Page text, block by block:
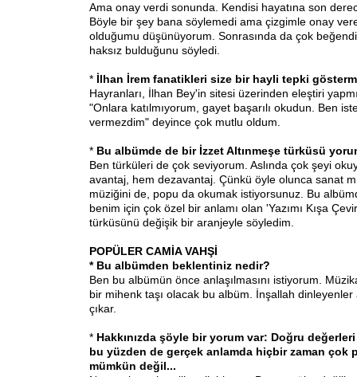
Ama onay verdi sonunda. Kendisi hayatına son
Böyle bir şey bana söylemedi ama çizgimle onay
olduğumu düşünüyorum. Sonrasında da çok
haksız bulduğunu söyledi.
* İlhan İrem fanatikleri size bir hayli tepki
Hayranları, İlhan Bey'in sitesi üzerinden eleştiri
"Onlara katılmıyorum, gayet başarılı okudun. Ben
vermezdim" deyince çok mutlu oldum.
* Bu albümde de bir İzzet Altınmeşe türküsü
Ben türküleri de çok seviyorum. Aslında çok şeyi
avantaj, hem dezavantaj. Çünkü öyle olunca sanat
müziğini de, popu da okumak istiyorsunuz. Bu
benim için çok özel bir anlamı olan 'Yazımı Kışa
türküsünü değişik bir aranjeyle söyledim.
POPÜLER CAMİA VAHŞİ
* Bu albümden beklentiniz nedir?
Ben bu albümün önce anlaşılmasını istiyorum.
bir mihenk taşı olacak bu albüm. İnşallah
çıkar.
* Hakkınızda şöyle bir yorum var: Doğru
bu yüzden de gerçek anlamda hiçbir zaman çok
mümkün değil...